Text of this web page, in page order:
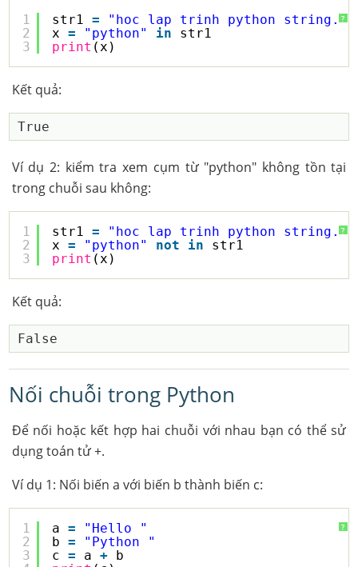
?
1
2
3
str1 =
"hoc lap trinh python string."
x = "python" in
str1
print (x)
Kết quả:
Ví dụ 2: kiểm tra xem cụm từ "python" không tồn tại
trong chuỗi sau không:
?
1
2
3
str1 =
"hoc lap trinh python string."
x = "python" not in
str1
print (x)
Kết quả:
Nối chuỗi trong Python
Để nối hoặc kết hợp hai chuỗi với nhau bạn có thể sử
dụng toán tử +.
Ví dụ 1: Nối biến a với biến b thành biến c:
?
1
2
3
a =
"Hello "
b =
"Python "
c = a + b